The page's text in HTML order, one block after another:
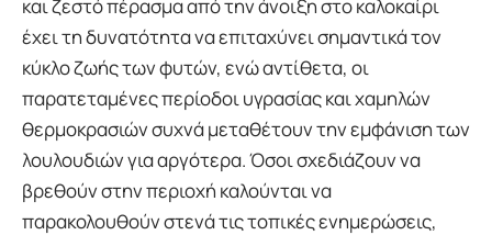
και ζεστό πέρασμα από την άνοιξη στο καλοκαίρι
έχει τη δυνατότητα να επιταχύνει σημαντικά τον
κύκλο ζωής των φυτών, ενώ αντίθετα, οι
παρατεταμένες περίοδοι υγρασίας και χαμηλών
θερμοκρασιών συχνά μεταθέτουν την εμφάνιση των
λουλουδιών για αργότερα. Όσοι σχεδιάζουν να
βρεθούν στην περιοχή καλούνται να
παρακολουθούν στενά τις τοπικές ενημερώσεις,